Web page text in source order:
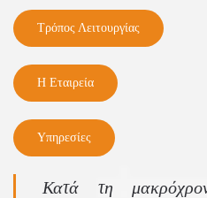
Τρόπος Λειτουργίας
Η Εταιρεία
Υπηρεσίες
Κατά τη